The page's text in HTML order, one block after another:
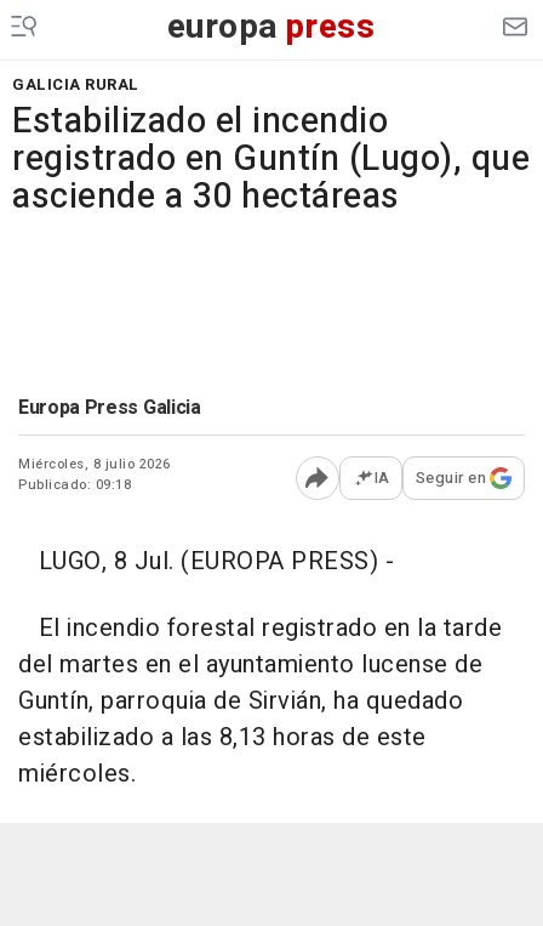
europa press
GALICIA RURAL
Estabilizado el incendio
registrado en Guntín (Lugo), que
asciende a 30 hectáreas
Europa Press Galicia
Miércoles, 8 julio 2026
Publicado: 09:18
Abrir opciones para
IA Seguir en
LUGO, 8 Jul. (EUROPA PRESS) -
El incendio forestal registrado en la tarde
del martes en el ayuntamiento lucense de
Guntín, parroquia de Sirvián, ha quedado
estabilizado a las 8,13 horas de este
miércoles.